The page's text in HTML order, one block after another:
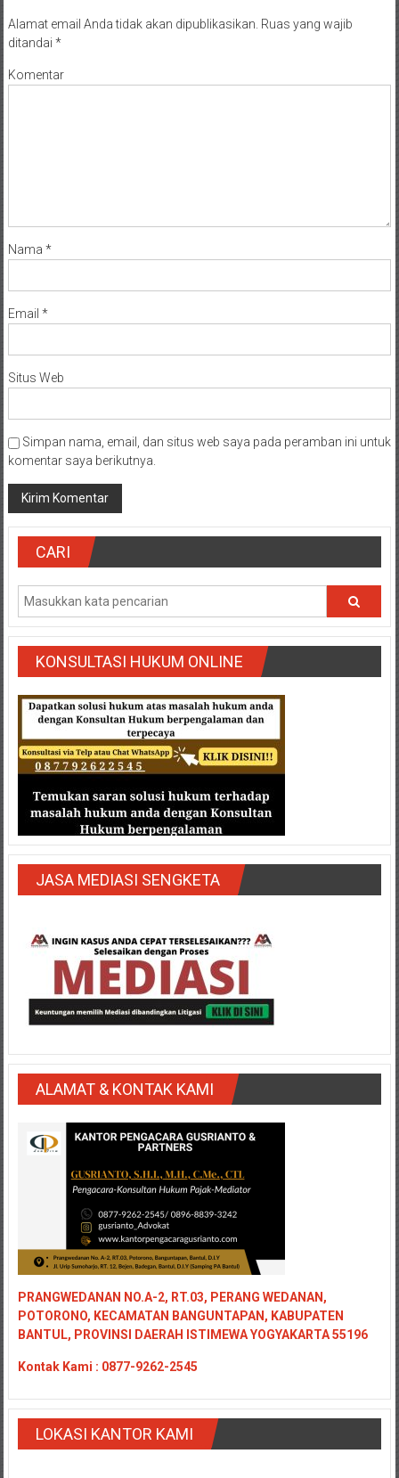
Alamat email Anda tidak akan dipublikasikan. Ruas yang wajib
ditandai *
Komentar
Nama *
Email *
Situs Web
Simpan nama, email, dan situs web saya pada peramban ini untuk
komentar saya berikutnya.
CARI
KONSULTASI HUKUM ONLINE
JASA MEDIASI SENGKETA
ALAMAT & KONTAK KAMI
PRANGWEDANAN NO.A-2, RT.03, PERANG WEDANAN,
POTORONO, KECAMATAN BANGUNTAPAN, KABUPATEN
BANTUL, PROVINSI DAERAH ISTIMEWA YOGYAKARTA 55196
Kontak Kami : 0877-9262-2545
LOKASI KANTOR KAMI